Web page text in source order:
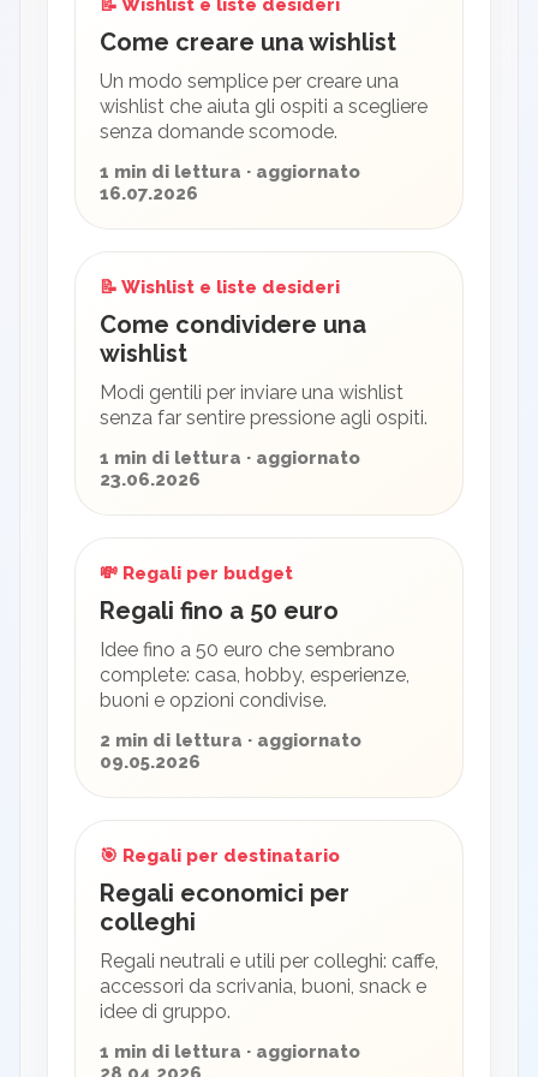
📝 Wishlist e liste desideri
Come creare una wishlist
Un modo semplice per creare una
wishlist che aiuta gli ospiti a scegliere
senza domande scomode.
1 min di lettura · aggiornato
16.07.2026
📝 Wishlist e liste desideri
Come condividere una
wishlist
Modi gentili per inviare una wishlist
senza far sentire pressione agli ospiti.
1 min di lettura · aggiornato
23.06.2026
💸 Regali per budget
Regali fino a 50 euro
Idee fino a 50 euro che sembrano
complete: casa, hobby, esperienze,
buoni e opzioni condivise.
2 min di lettura · aggiornato
09.05.2026
🎯 Regali per destinatario
Regali economici per
colleghi
Regali neutrali e utili per colleghi: caffe,
accessori da scrivania, buoni, snack e
idee di gruppo.
1 min di lettura · aggiornato